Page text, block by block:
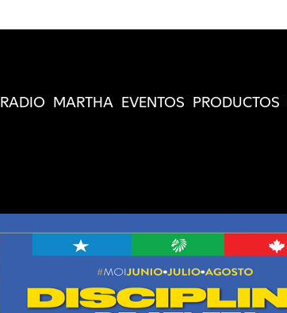
RADIO MARTHA EVENTOS PRODUCTOS